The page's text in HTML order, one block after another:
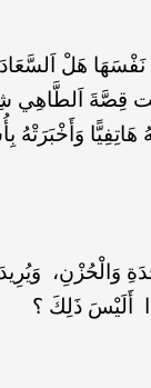
هَلْ
قِصَّةَ اَلطَّاهِي
وَأَخْبَرَتْهُ
وَالْحُزْنِ،
أَلَيْسَ ذَلِكَ ؟